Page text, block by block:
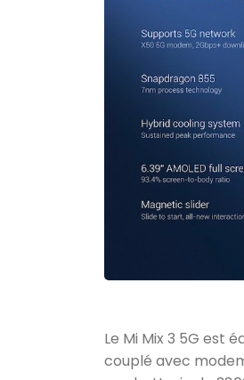
Le Mi Mix 3 5G est
couplé avec